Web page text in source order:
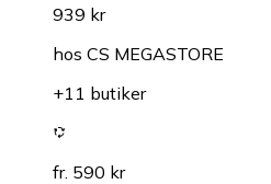
939 kr
hos CS MEGASTORE
+11 butiker
fr. 590 kr